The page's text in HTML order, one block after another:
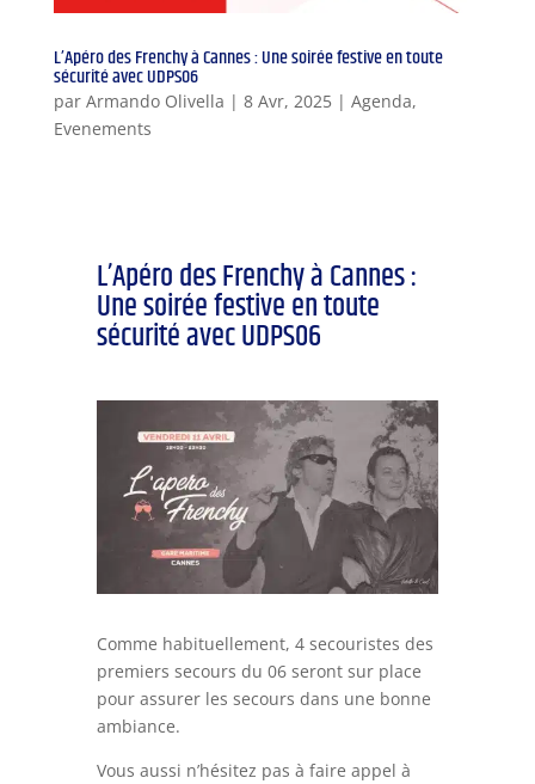
L’Apéro des Frenchy à Cannes : Une soirée festive en toute
sécurité avec UDPS06
par Armando Olivella | 8 Avr, 2025| Agenda,
Evenements
L’Apéro des Frenchy à Cannes :
Une soirée festive en toute
sécurité avec UDPS06
Comme habituellement, 4 secouristes des
premiers secours du 06 seront sur place
pour assurer les secours dans une bonne
ambiance.
Vous aussi n’hésitez pas à faire appel à